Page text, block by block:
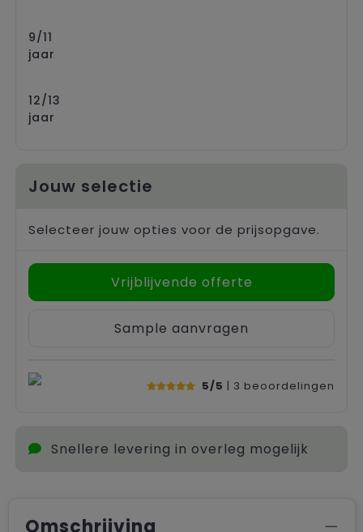
9/11
jaar
12/13
jaar
Jouw selectie
Selecteer jouw opties voor de prijsopgave.
Vrijblijvende offerte
Sample aanvragen
5/5 | 3 beoordelingen
Snellere levering in overleg mogelijk
Omschrijving